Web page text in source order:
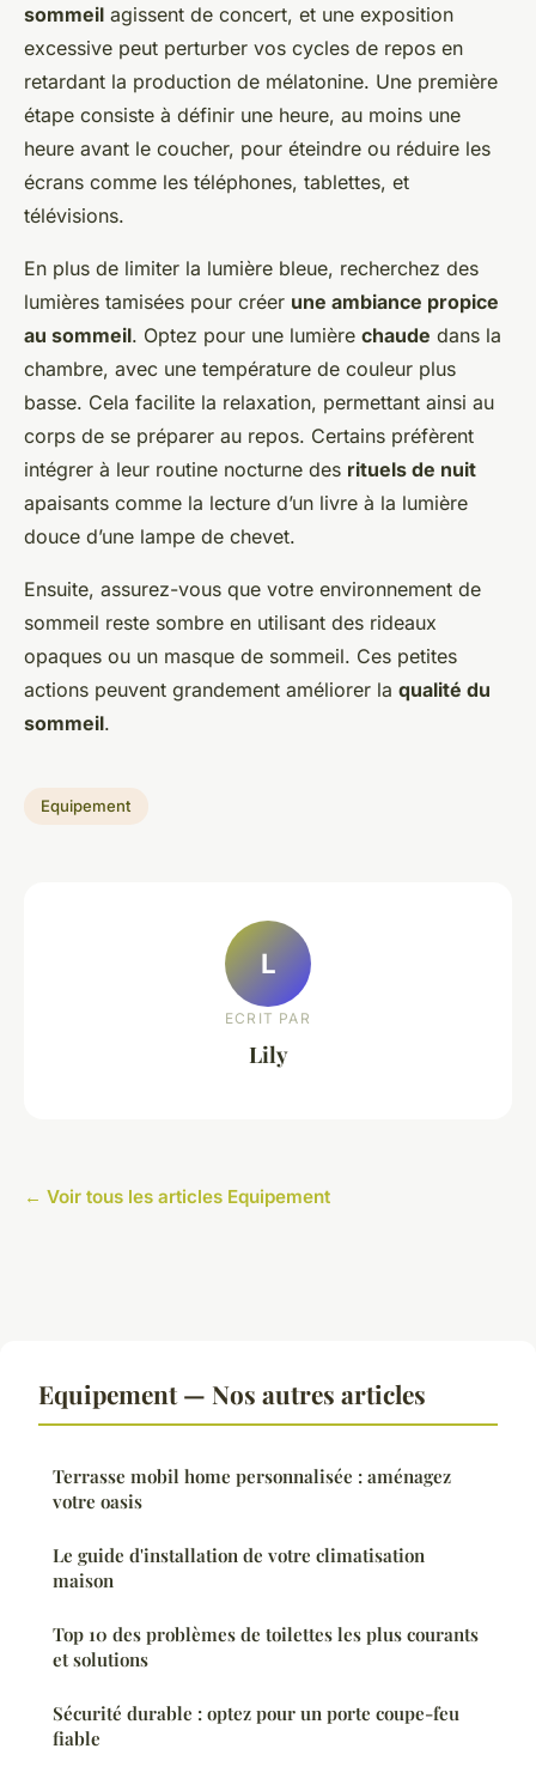
sommeil agissent de concert, et une exposition
excessive peut perturber vos cycles de repos en
retardant la production de mélatonine. Une première
étape consiste à définir une heure, au moins une
heure avant le coucher, pour éteindre ou réduire les
écrans comme les téléphones, tablettes, et
télévisions.
En plus de limiter la lumière bleue, recherchez des
lumières tamisées pour créer une ambiance propice
au sommeil. Optez pour une lumière chaude dans la
chambre, avec une température de couleur plus
basse. Cela facilite la relaxation, permettant ainsi au
corps de se préparer au repos. Certains préfèrent
intégrer à leur routine nocturne des rituels de nuit
apaisants comme la lecture d’un livre à la lumière
douce d’une lampe de chevet.
Ensuite, assurez-vous que votre environnement de
sommeil reste sombre en utilisant des rideaux
opaques ou un masque de sommeil. Ces petites
actions peuvent grandement améliorer la qualité du
sommeil.
Equipement
L
ECRIT PAR
Lily
← Voir tous les articles Equipement
Equipement — Nos autres articles
Terrasse mobil home personnalisée : aménagez
votre oasis
Le guide d'installation de votre climatisation
maison
Top 10 des problèmes de toilettes les plus courants
et solutions
Sécurité durable : optez pour un porte coupe-feu
fiable